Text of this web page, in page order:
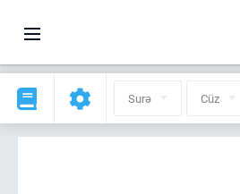
Surə Cüz